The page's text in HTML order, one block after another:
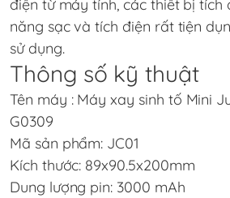
điện từ máy tính, các thiết bị tích
năng sạc và tích điện rất tiện
sử dụng.
Thông số kỹ thuật
Tên máy : Máy xay sinh tố Mini
G0309
Mã sản phẩm: JC01
Kích thước: 89x90.5x200mm
Dung lượng pin: 3000 mAh